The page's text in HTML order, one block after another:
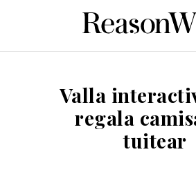
Valla
regala
tuitear